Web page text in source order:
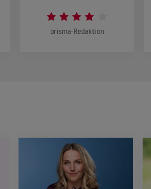
prisma-Redaktion